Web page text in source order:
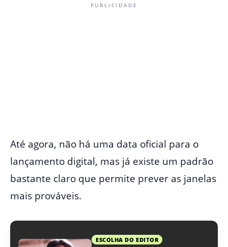
PUBLICIDADE
Até agora, não há uma data oficial para o
lançamento digital, mas já existe um padrão
bastante claro que permite prever as janelas
mais prováveis.
ESCOLHA DO EDITOR